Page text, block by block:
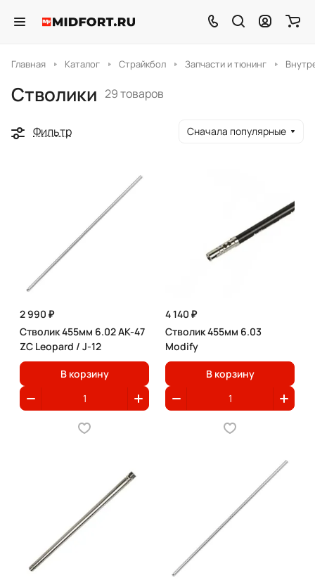
Главная Каталог Страйкбол Запчасти и тюнинг
Стволики 29 товаров
Фильтр Сначала популярные
2 990 ₽
Стволик 455мм 6.02 AK-47
ZC Leopard / J-12
В корзину
4 140 ₽
Стволик 455мм 6.03
Modify
В корзину